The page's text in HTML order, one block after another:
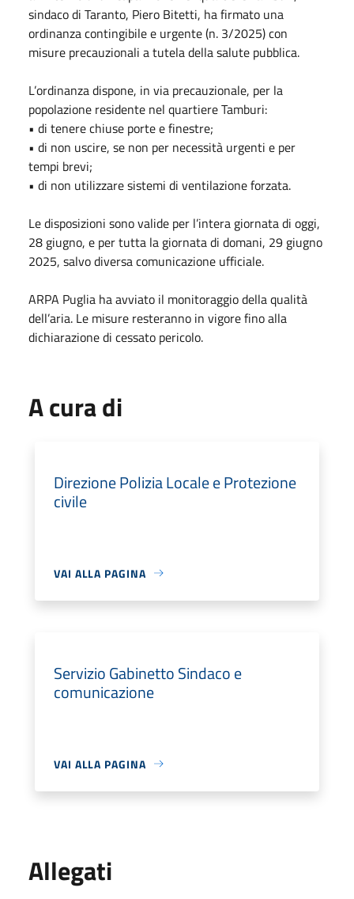
sindaco di Taranto, Piero Bitetti, ha firmato una
ordinanza contingibile e urgente (n. 3/2025) con
misure precauzionali a tutela della salute pubblica.
L’ordinanza dispone, in via precauzionale, per la
popolazione residente nel quartiere Tamburi:
• di tenere chiuse porte e finestre;
• di non uscire, se non per necessità urgenti e per
tempi brevi;
• di non utilizzare sistemi di ventilazione forzata.
Le disposizioni sono valide per l’intera giornata di oggi,
28 giugno, e per tutta la giornata di domani, 29 giugno
2025, salvo diversa comunicazione ufficiale.
ARPA Puglia ha avviato il monitoraggio della qualità
dell’aria. Le misure resteranno in vigore fino alla
dichiarazione di cessato pericolo.
A cura di
Direzione Polizia Locale e Protezione
civile
VAI ALLA PAGINA
Servizio Gabinetto Sindaco e
comunicazione
VAI ALLA PAGINA
Allegati